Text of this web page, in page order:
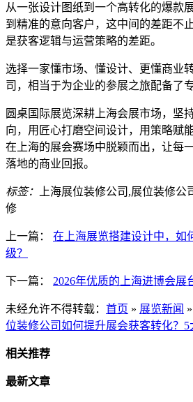
从一张设计图纸到一个高转化的爆款
到精准的意向客户，这中间的差距不
是获客逻辑与运营策略的差距。
选择一家懂市场、懂设计、更懂商业
司，相当于为企业的参展之旅配备了
圆桌国际展览深耕上海会展市场，坚
向，用匠心打磨空间设计，用策略赋
在上海的展会赛场中脱颖而出，让每
落地的商业回报。
标签：
上海展位装修公司,展位装修
修
上一篇： 在上海展览搭建设计中，如
级？
下一篇： 2026年优质的上海进博会展
未经允许不得转载： 首页 » 展览新闻 »
位装修公司如何提升展会获客转化？5
相关推荐
最新文章